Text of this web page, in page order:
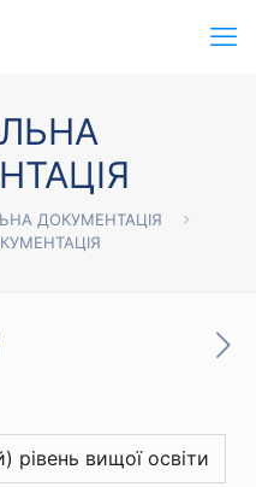
ДОКУМЕНТАЦІЯ
вищої освіти